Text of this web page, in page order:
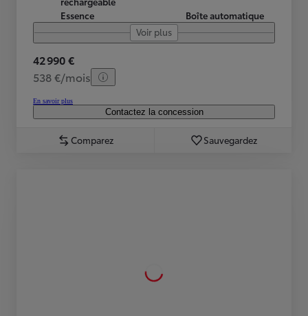
Essence
Boîte automatique
Voir plus
42 990 €
538 €/mois
En savoir plus
Contactez la concession
Comparez Sauvegardez